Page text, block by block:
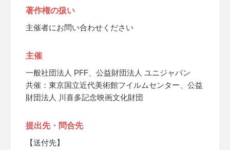
著作権の扱い
主催者にお問い合わせください
主催
一般社団法人 PFF、公益財団法人 ユニジャパン
共催：東京国立近代美術館フイルムセンター、公益
財団法人 川喜多記念映画文化財団
提出先・問合先
【送付先】